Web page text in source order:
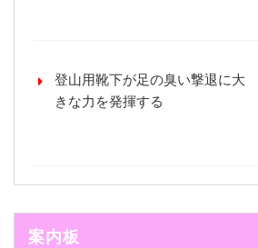
登山用靴下が足の臭い撃退に大
きな力を発揮する
案内板